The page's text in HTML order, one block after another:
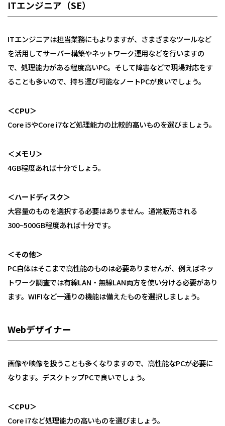
ITエンジニア（SE）
ITエンジニアは担当業務にもよりますが、さまざまなツールなど
を活用してサーバー構築やネットワーク運用などを行いますの
で、処理能力がある程度高いPC。そして障害などで現場対応をす
ることも多いので、持ち運び可能なノートPCが良いでしょう。
＜CPU＞
Core i5やCore i7など処理能力の比較的高いものを選びましょう。
＜メモリ＞
4GB程度あれば十分でしょう。
＜ハードディスク＞
大容量のものを選択する必要はありません。通常販売される
300~500GB程度あれば十分です。
＜その他＞
PC自体はそこまで高性能のものは必要ありませんが、例えばネッ
トワーク調査では有線LAN・無線LAN両方を使い分ける必要があり
ます。WIFIなど一通りの機能は備えたものを選択しましょう。
Webデザイナー
画像や映像を扱うことも多くなりますので、高性能なPCが必要に
なります。デスクトップPCで良いでしょう。
＜CPU＞
Core i7など処理能力の高いものを選びましょう。